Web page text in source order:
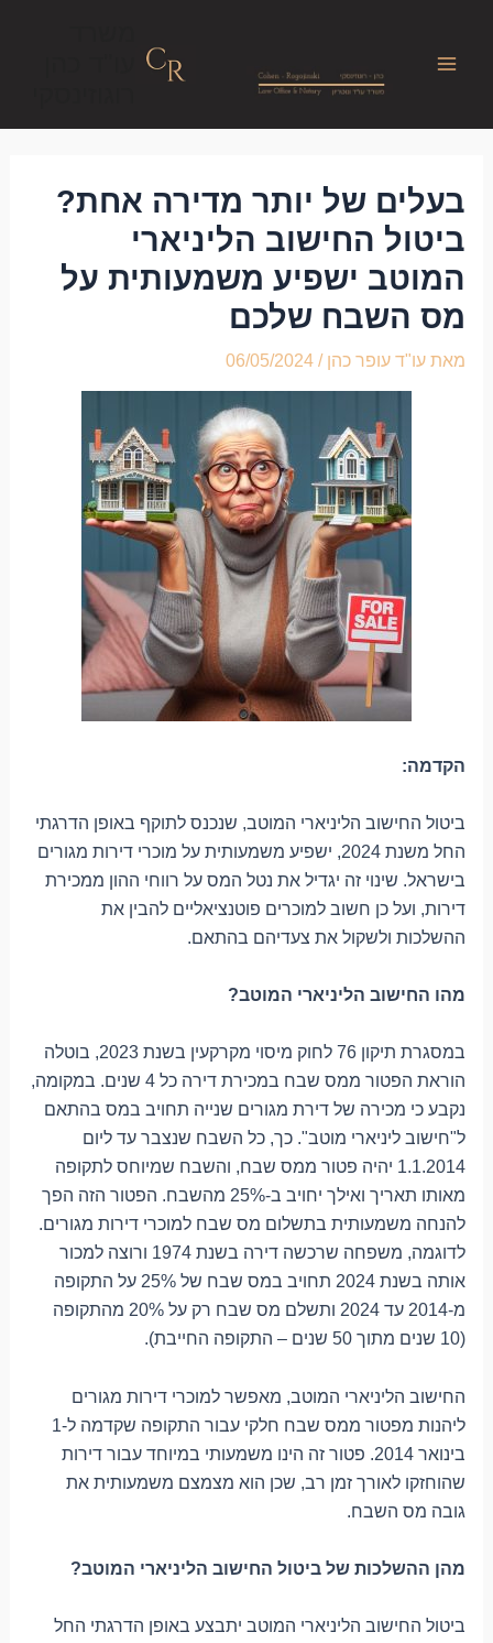
בעלים של יותר מדירה אחת?
ביטול החישוב הליניארי
המוטב ישפיע משמעותית על
מס השבח שלכם
מאתעו"ד עופר כהן /
06/05/2024
הקדמה:
ביטול החישוב הליניארי המוטב, שנכנס לתוקף באופן הדרגתי
החל משנת 2024, ישפיע משמעותית על מוכרי דירות מגורים
בישראל. שינוי זה יגדיל את נטל המס על רווחי ההון ממכירת
דירות, ועל כן חשוב למוכרים פוטנציאליים להבין את
ההשלכות ולשקול את צעדיהם בהתאם.
מהו החישוב הליניארי המוטב?
במסגרת תיקון 76 לחוק מיסוי מקרקעין בשנת 2023, בוטלה
הוראת הפטור ממס שבח במכירת דירה כל 4 שנים. במקומה,
נקבע כי מכירה של דירת מגורים שנייה תחויב במס בהתאם
ל"חישוב ליניארי מוטב". כך, כל השבח שנצבר עד ליום
1.1.2014 יהיה פטור ממס שבח, והשבח שמיוחס לתקופה
מאותו תאריך ואילך יחויב ב-25% מהשבח. הפטור הזה הפך
להנחה משמעותית בתשלום מס שבח למוכרי דירות מגורים.
לדוגמה, משפחה שרכשה דירה בשנת 1974 ורוצה למכור
אותה בשנת 2024 תחויב במס שבח של 25% על התקופה
מ-2014 עד 2024 ותשלם מס שבח רק על 20% מהתקופה
(10 שנים מתוך 50 שנים – התקופה החייבת).
החישוב הליניארי המוטב, מאפשר למוכרי דירות מגורים
ליהנות מפטור ממס שבח חלקי עבור התקופה שקדמה ל-1
בינואר 2014. פטור זה הינו משמעותי במיוחד עבור דירות
שהוחזקו לאורך זמן רב, שכן הוא מצמצם משמעותית את
גובה מס השבח.
מהן ההשלכות של ביטול החישוב הליניארי המוטב?
ביטול החישוב הליניארי המוטב יתבצע באופן הדרגתי החל